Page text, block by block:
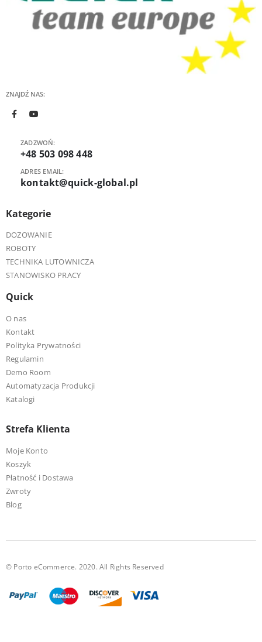
ZNAJDŹ NAS:
ZADZWOŃ:
+48 503 098 448
ADRES EMAIL:
kontakt@quick-global.pl
Kategorie
DOZOWANIE
ROBOTY
TECHNIKA LUTOWNICZA
STANOWISKO PRACY
Quick
O nas
Kontakt
Polityka Prywatności
Regulamin
Demo Room
Automatyzacja Produkcji
Katalogi
Strefa Klienta
Moje Konto
Koszyk
Płatność i Dostawa
Zwroty
Blog
© Porto eCommerce. 2020. All Rights Reserved